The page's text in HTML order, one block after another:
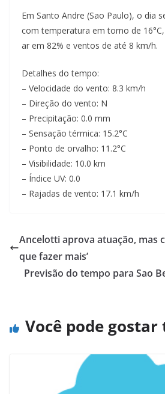
Em Santo Andre (Sao Paulo), o dia
com temperatura em torno de
ar em 82% e ventos de até 8 km/h.
Detalhes do tempo:
– Velocidade do vento: 8.3 km/h
– Direção do vento: N
– Precipitação: 0.0 mm
– Sensação térmica: 15.2°C
– Ponto de orvalho: 11.2°C
– Visibilidade: 10.0 km
– Índice UV: 0.0
– Rajadas de vento: 17.1 km/h
Ancelotti aprova atuação, mas
que fazer mais’
Previsão do tempo para Sao
Você pode